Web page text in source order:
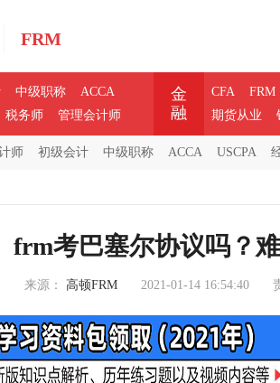
FRM
中级职称
ACCA
税务师 管理会计师
金
融
CFA FRM
期货从业
师 初级会计 中级职称 ACCA USCPA
frm考巴塞尔协议吗？
来源： 高顿FRM 2021-01-14 16:54:40